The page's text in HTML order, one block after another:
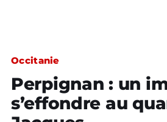
Occitanie
Perpignan : un
s’effondre au